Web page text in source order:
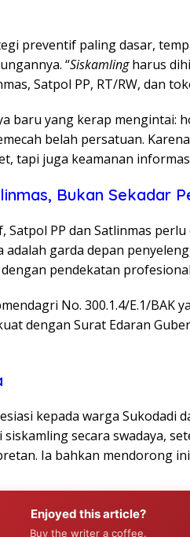
preventif paling dasar,
“Siskamlingharus
Satpol PP, RT/RW, dan
baru yang kerap mengintai:
belah persatuan.
tapi juga keamanan
Bukan Sekadar
Satpol PP dan Satlinmas
adalah garda depan
pendekatan
No. 300.1.4/E.1/BAK
dengan Surat Edaran
kepada warga Sukodadi
secara swadaya,
Ia bahkan mendorong
Enjoyed this article?
Buy the writer a coffee.